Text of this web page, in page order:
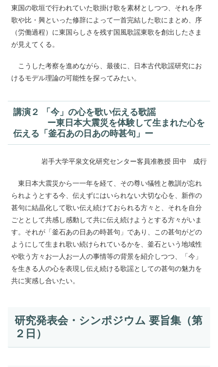
東国の歌垣で行われていた歌掛け歌を素材としつつ、それを序
歌や比・興といった修辞によって一首完結した歌にまとめ、序
（労働過程）に東国らしさを残す国風歌謡東歌を創出したさま
が見えてくる。
こうした考察を進めながら、最後に、日本古代歌謡研究にお
けるモデル理論の可能性を探ってみたい。
講演２
「今」の心を歌い伝える歌謡
ー東日本大震災を体験して生まれた心を
伝える「釜石あの日あの時甚句」ー
岩手大学平泉文化研究センター客員准教授 田中 成行
東日本大震災から一一年を経て、その尊い犠牲と教訓が忘れ
られようとする今、伝えずにはいられない大切な心を、新作の
甚句に結晶化して歌い伝え続けておられる方々と、それを自分
ごととして共感し感動して共に伝え続けようとする方々がいま
す。それが「釜石あの日あの時甚句」であり、この甚句がどの
ようにして生まれ歌い続けられているかを、釜石という地域性
や歌う方々お一人お一人の事情等の背景を紹介しつつ、「今」
を生きる人の心を表現し伝え続ける歌謡としての甚句の魅力を
共に実感し合いたい。
研究発表会・シンポジウム 要旨集（第
２日）